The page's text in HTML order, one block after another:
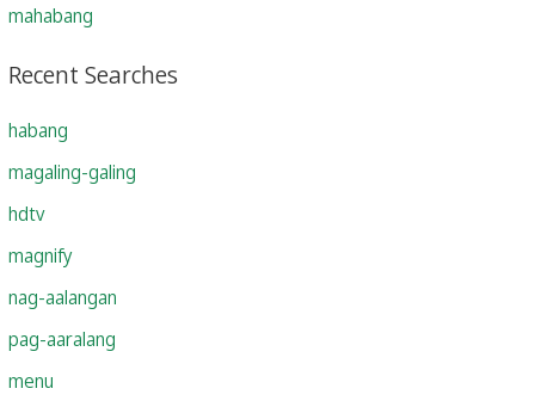
mahabang
Recent Searches
habang
magaling-galing
hdtv
magnify
nag-aalangan
pag-aaralang
menu